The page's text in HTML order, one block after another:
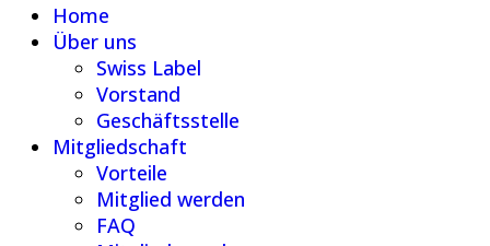
Home
Über uns
Swiss Label
Vorstand
Geschäftsstelle
Mitgliedschaft
Vorteile
Mitglied werden
FAQ